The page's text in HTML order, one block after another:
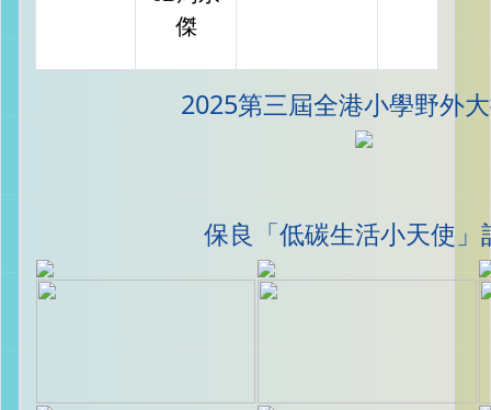
傑
2025第三屆全港小學野外
保良「低碳生活小天使」